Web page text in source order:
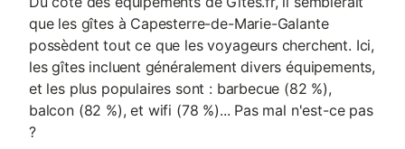
que les gîtes à Capesterre-de-Marie-Galante
possèdent tout ce que les voyageurs cherchent. Ici,
les gîtes incluent généralement divers équipements,
et les plus populaires sont : barbecue (82 %),
balcon (82 %), et wifi (78 %)... Pas mal n'est-ce pas
?